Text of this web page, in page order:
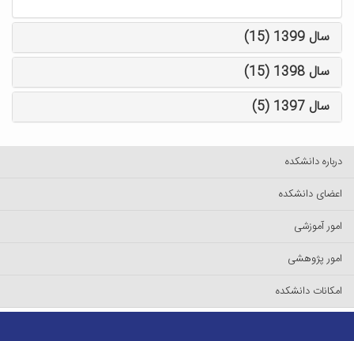
سال 1399 (15)
سال 1398 (15)
سال 1397 (5)
درباره دانشکده
اعضای دانشکده
امور آموزشی
امور پژوهشی
امکانات دانشکده